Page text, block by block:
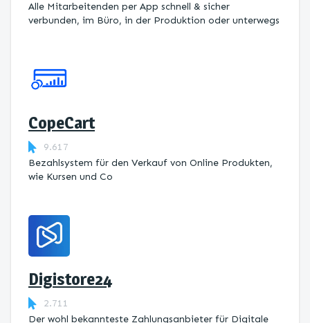
Alle Mitarbeitenden per App schnell & sicher
verbunden, im Büro, in der Produktion oder unterwegs
CopeCart
9.617
Bezahlsystem für den Verkauf von Online Produkten,
wie Kursen und Co
Digistore24
2.711
Der wohl bekannteste Zahlungsanbieter für Digitale